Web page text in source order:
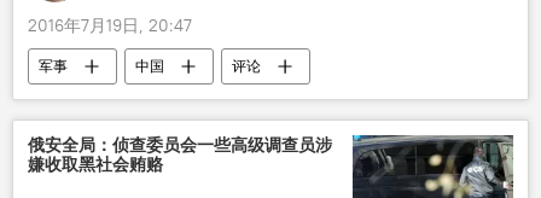
2016年7月19日, 20:47
军事 中国 评论
俄安全局：侦查委员会一些高级调查员涉
嫌收取黑社会贿赂